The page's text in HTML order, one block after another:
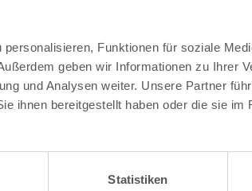
Funktionen für soziale
geben wir Informationen zu Ihrer
und Analysen weiter. Unsere Partner
ihnen bereitgestellt haben oder die sie im
Statistiken
doit avoir lieu
de famille
la facturation)